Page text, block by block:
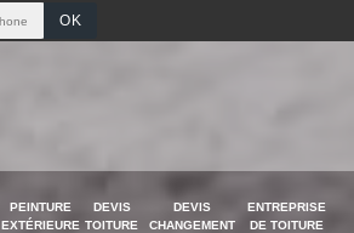
PEINTURE
EXTÉRIEURE
DEVIS
TOITURE
DEVIS
CHANGEMENT
ENTREPRISE
DE TOITURE